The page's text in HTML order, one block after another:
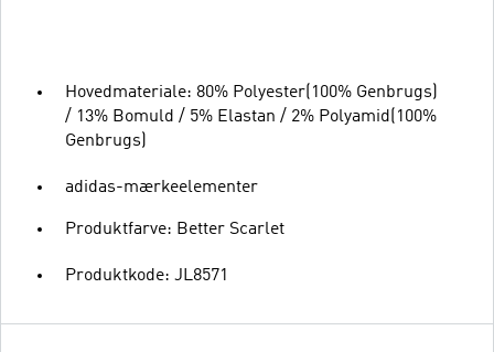
Hovedmateriale: 80% Polyester(100% Genbrugs)
/ 13% Bomuld / 5% Elastan / 2% Polyamid(100%
Genbrugs)
adidas-mærkeelementer
Produktfarve: Better Scarlet
Produktkode: JL8571